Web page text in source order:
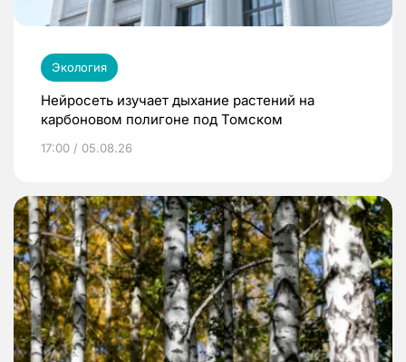
Экология
Нейросеть изучает дыхание растений на
карбоновом полигоне под Томском
17:00 / 05.08.26